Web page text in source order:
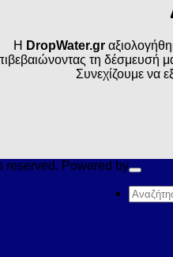
Η DropWater.gr
τη δέσμευσή
Συνεχίζουμε να
reserved. Powered by
για: